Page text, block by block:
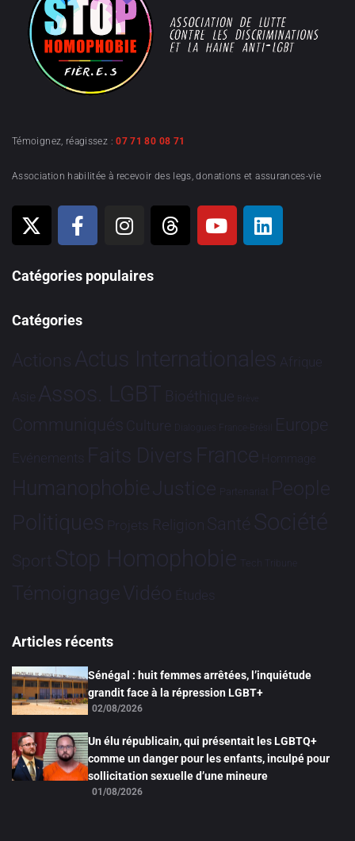
Témoignez, réagissez :07 71 80 08 71
Association habilitée à recevoir des legs, donations et assurances-vie
Catégories populaires
Catégories
Actions Actus Internationales Afrique
Asie Assos. LGBT Bioéthique Brève
Communiqués Culture Dialogues France-Brésil Europe
Evénements Faits Divers France Hommage
HumanophobieJustice Partenariat People
Politiques Projets Religion Santé Société
Sport Stop Homophobie Tech Tribune
TémoignageVidéo Études
Articles récents
Sénégal : huit femmes arrêtées, l’inquiétude
grandit face à la répression LGBT+
02/08/2026
Un élu républicain, qui présentait les LGBTQ+
comme un danger pour les enfants, inculpé pour
sollicitation sexuelle d’une mineure
01/08/2026